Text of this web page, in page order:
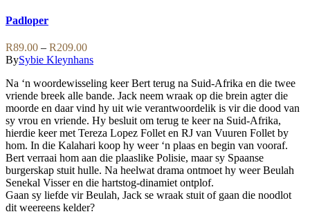
be
chosen
on
the
product
page
variants.
The
options
may
be
chosen
on
the
product
page
Padloper
R89.00 – R209.00Price
range:
through
R209.00
BySybie Kleynhans
Na ‘n woordewisseling keer Bert terug na Suid-Afrika en die twee
vriende breek alle bande. Jack neem wraak op die brein agter die
moorde en daar vind hy uit wie verantwoordelik is vir die dood van
sy vrou en vriende. Hy besluit om terug te keer na Suid-Afrika,
hierdie keer met Tereza Lopez Follet en RJ van Vuuren Follet by
hom. In die Kalahari koop hy weer ‘n plaas en begin van vooraf.
Bert verraai hom aan die plaaslike Polisie, maar sy Spaanse
burgerskap stuit hulle. Na heelwat drama ontmoet hy weer Beulah
Senekal Visser en die hartstog-dinamiet ontplof.
Gaan sy liefde vir Beulah, Jack se wraak stuit of gaan die noodlot
dit weereens kelder?